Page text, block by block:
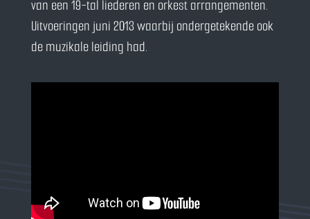
van een 19-tal liederen en orkest arrangementen.
Uitvoeringen juni 2013 waarbij ondergetekende ook
de muzikale leiding had.